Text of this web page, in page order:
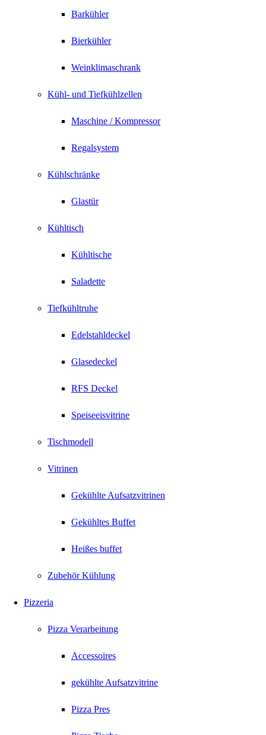
Barkühler
Bierkühler
Weinklimaschrank
Kühl- und Tiefkühlzellen
Maschine / Kompressor
Regalsystem
Kühlschränke
Glastür
Kühltisch
Kühltische
Saladette
Tiefkühltruhe
Edelstahldeckel
Glasedeckel
RFS Deckel
Speiseeisvitrine
Tischmodell
Vitrinen
Gekühlte Aufsatzvitrinen
Gekühltes Buffet
Heißes buffet
Zubehör Kühlung
Pizzeria
Pizza Verarbeitung
Accessoires
gekühlte Aufsatzvitrine
Pizza Pres